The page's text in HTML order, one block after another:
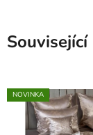
NOVINKA